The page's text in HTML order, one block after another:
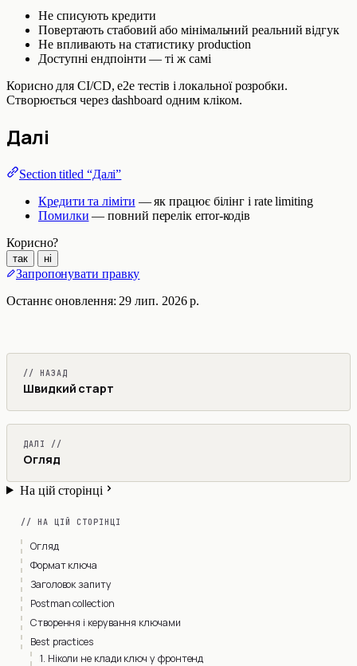
Не списують кредити
Повертають стабовий або мінімальний реальний відгук
Не впливають на статистику production
Доступні ендпоінти — ті ж самі
Корисно для CI/CD, e2e тестів і локальної розробки.
Створюється через dashboard одним кліком.
Далі
Section titled “Далі”
Кредити та ліміти — як працює білінг і rate limiting
Помилки — повний перелік error-кодів
Корисно?
так ні
Запропонувати правку
Останнє оновлення: 29 лип. 2026 р.
// НАЗАД
Швидкий старт
ДАЛІ //
Огляд
На цій сторінці
// НА ЦІЙ СТОРІНЦІ
Огляд
Формат ключа
Заголовок запиту
Postman collection
Створення і керування ключами
Best practices
1. Ніколи не клади ключ у фронтенд